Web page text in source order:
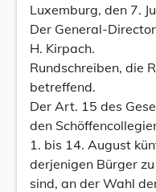
Luxemburg, den 7.
Der General-
H. Kirpach.
Rundschreiben, die
betreffend.
Der Art. 15 des
den
1. bis 14. August
derjenigen Bürger
sind, an der Wahl